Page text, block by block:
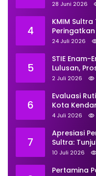
Dua
28 Juni 2026
4
KMIM
Proses
24 Juli 2026
5
STIE Enam-
Lulusan,
Universitas
2 Juli 2026
6
Evaluasi
Kota
Juni
4 Juli 2026
7
Apresiasi
Sultra:
untuk
10 Juli 2026
Pertamina